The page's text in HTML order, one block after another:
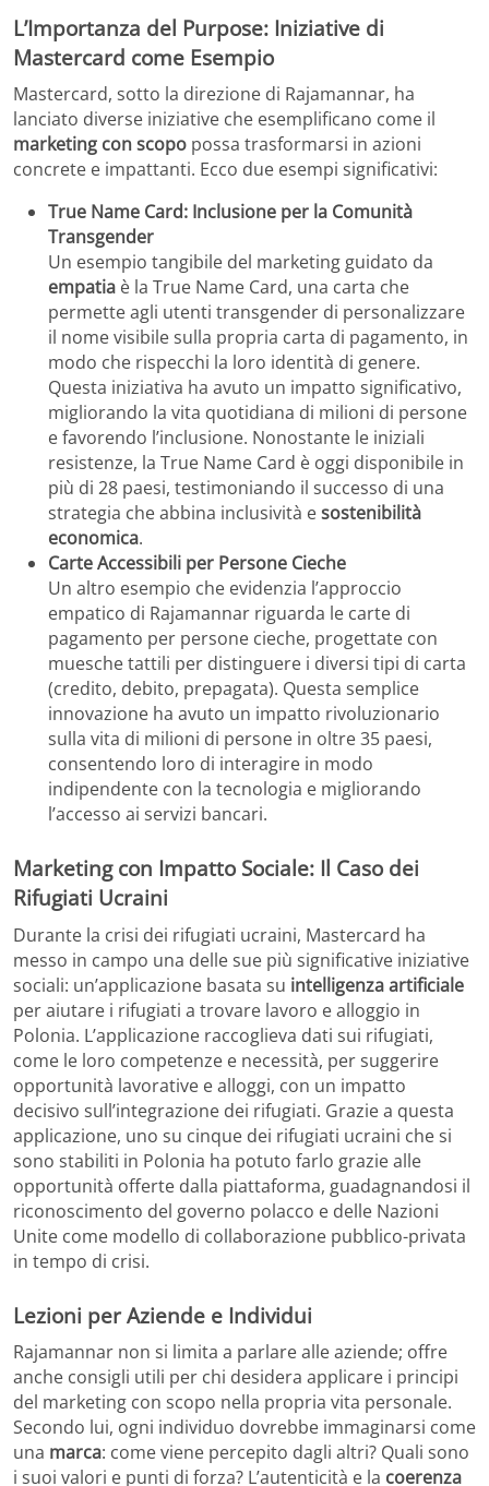
L’Importanza del Purpose: Iniziative di
Mastercard come Esempio
Mastercard, sotto la direzione di Rajamannar, ha
lanciato diverse iniziative che esemplificano come il
marketing con scopo possa trasformarsi in azioni
concrete e impattanti. Ecco due esempi significativi:
True Name Card: Inclusione per la Comunità
Transgender
Un esempio tangibile del marketing guidato da
empatia è la True Name Card, una carta che
permette agli utenti transgender di personalizzare
il nome visibile sulla propria carta di pagamento, in
modo che rispecchi la loro identità di genere.
Questa iniziativa ha avuto un impatto significativo,
migliorando la vita quotidiana di milioni di persone
e favorendo l’inclusione. Nonostante le iniziali
resistenze, la True Name Card è oggi disponibile in
più di 28 paesi, testimoniando il successo di una
strategia che abbina inclusività esostenibilità
economica.
Carte Accessibili per Persone Cieche
Un altro esempio che evidenzia l’approccio
empatico di Rajamannar riguarda le carte di
pagamento per persone cieche, progettate con
muesche tattili per distinguere i diversi tipi di carta
(credito, debito, prepagata). Questa semplice
innovazione ha avuto un impatto rivoluzionario
sulla vita di milioni di persone in oltre 35 paesi,
consentendo loro di interagire in modo
indipendente con la tecnologia e migliorando
l’accesso ai servizi bancari.
Marketing con Impatto Sociale: Il Caso dei
Rifugiati Ucraini
Durante la crisi dei rifugiati ucraini, Mastercard ha
messo in campo una delle sue più significative iniziative
sociali: un’applicazione basata su intelligenza artificiale
per aiutare i rifugiati a trovare lavoro e alloggio in
Polonia. L’applicazione raccoglieva dati sui rifugiati,
come le loro competenze e necessità, per suggerire
opportunità lavorative e alloggi, con un impatto
decisivo sull’integrazione dei rifugiati. Grazie a questa
applicazione, uno su cinque dei rifugiati ucraini che si
sono stabiliti in Polonia ha potuto farlo grazie alle
opportunità offerte dalla piattaforma, guadagnandosi il
riconoscimento del governo polacco e delle Nazioni
Unite come modello di collaborazione pubblico-privata
in tempo di crisi.
Lezioni per Aziende e Individui
Rajamannar non si limita a parlare alle aziende; offre
anche consigli utili per chi desidera applicare i principi
del marketing con scopo nella propria vita personale.
Secondo lui, ogni individuo dovrebbe immaginarsi come
una marca: come viene percepito dagli altri? Quali sono
i suoi valori e punti di forza? L’autenticità e la coerenza